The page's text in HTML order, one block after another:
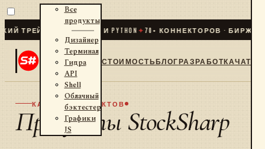
ДЛЯ .NET И PYTHON✦70+ КОННЕКТОРОВ · БИРЖИ ·
Все
продукты
Дизайнер
Терминал
Гидра
API
Shell
Облачный
бэктестер
Графики
JS
СТОИМОСТЬБЛОГРАЗРАБОТКАЧАТ
КАТАЛОГ ПРОДУКТОВ
Продукты StockSharp